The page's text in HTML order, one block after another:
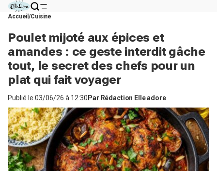
Accueil Cuisine
Poulet mijoté aux épices et
amandes : ce geste interdit gâche
tout, le secret des chefs pour un
plat qui fait voyager
Publié le 03/06/26 à 12:30 Par Rédaction Elle adore